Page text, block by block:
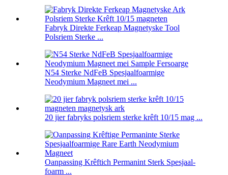
Fabryk Direkte Ferkeap Magnetyske Tool
Polsriem Sterke ...
N54 Sterke NdFeB Spesjaalfoarmige
Neodymium Magneet mei ...
20 jier fabryks polsriem sterke krêft 10/15 mag ...
Oanpassing Krêftich Permanint Sterk Spesjaal-
foarm ...